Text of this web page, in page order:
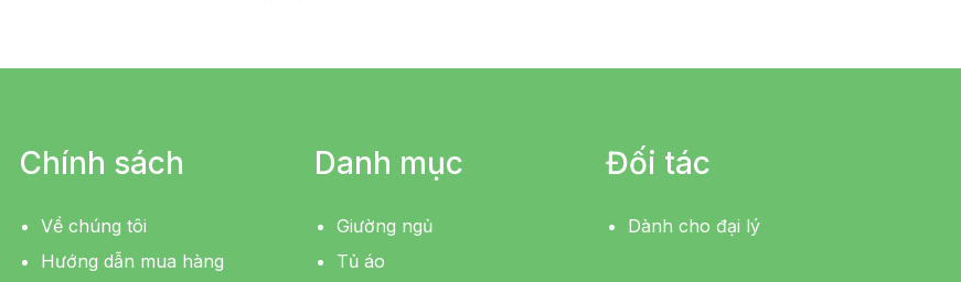
Chính sách
Về chúng tôi
Hướng dẫn mua hàng
Danh mục
Giường ngủ
Tủ áo
Đối tác
Dành cho đại lý